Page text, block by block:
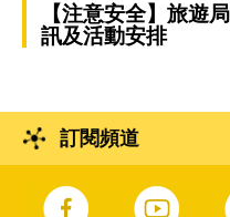
【注意安全】旅遊
訊及活動安排
訂閱頻道